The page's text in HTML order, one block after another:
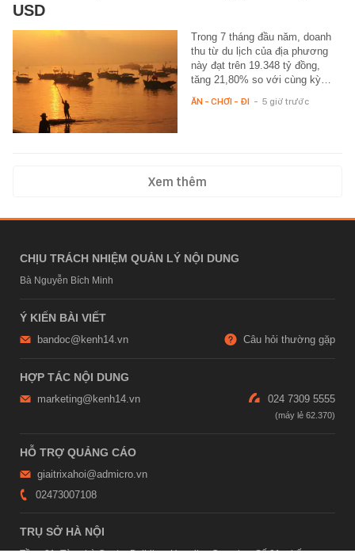
USD
Trong 7 tháng đầu năm, doanh
thu từ du lịch của địa phương
này đạt trên 19.348 tỷ đồng,
tăng 21,80% so với cùng kỳ…
ĂN - CHƠI - ĐI - 5 giờ trước
Xem thêm
CHỊU TRÁCH NHIỆM QUẢN LÝ NỘI DUNG
Bà Nguyễn Bích Minh
Ý KIẾN BÀI VIẾT
bandoc@kenh14.vn Câu hỏi thường gặp
HỢP TÁC NỘI DUNG
marketing@kenh14.vn 024 7309 5555
HỖ TRỢ QUẢNG CÁO
giaitrixahoi@admicro.vn
02473007108
TRỤ SỞ HÀ NỘI